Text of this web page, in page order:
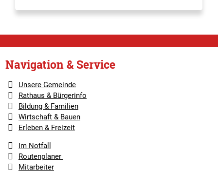
Navigation & Service
Unsere Gemeinde
Rathaus & Bürgerinfo
Bildung & Familien
Wirtschaft & Bauen
Erleben & Freizeit
Im Notfall
Routenplaner
Mitarbeiter